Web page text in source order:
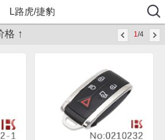
L路虎/捷豹
格 ↑ 1/4